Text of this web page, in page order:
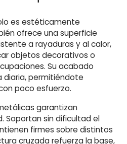
es estéticamente
ofrece una superficie
a rayaduras y al calor,
objetos decorativos o
Su acabado
diaria, permitiéndote
poco esfuerzo.
garantizan
Soportan sin dificultad el
firmes sobre distintos
cruzada refuerza la base,